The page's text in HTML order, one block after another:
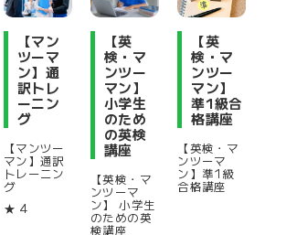
【マン
ツーマ
ン】通
訳トレ
ーニン
グ
【マンツー
マン】通訳
トレーニン
グ
★ 4
【英
検・マ
ンツー
マン】
小学生
のため
の英検
講座
【英検・マ
ンツーマ
ン】 小学生
のための英
検講座
【英
検・マ
ンツー
マン】
準1級合
格講座
【英検・マ
ンツーマ
ン】準1級
合格講座